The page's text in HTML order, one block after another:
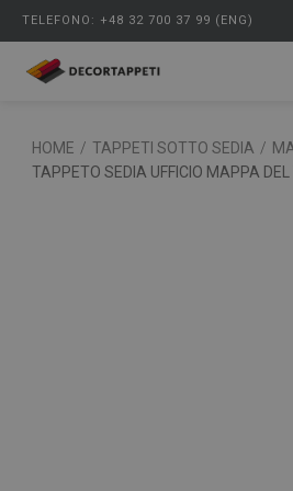
TELEFONO: +48 32 700 37 99 (ENG)
HOME / TAPPETI SOTTO SEDIA /
TAPPETO SEDIA UFFICIO MAPPA DEL